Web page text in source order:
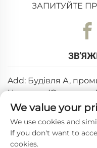
ЗАПИТУЙТЕ
Add: Будівля А,
Цзютань, Юаньчжоу,
Ел. пошта:[email
Тел.:+86-0752-
We value your
We use cookies and
If you don't want to
cookies.